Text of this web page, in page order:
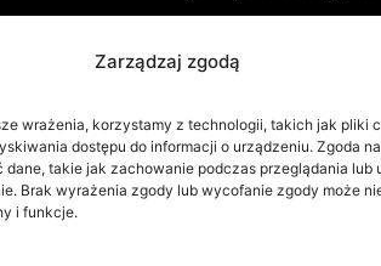
Zarządzaj zgodą
wrażenia, korzystamy z technologii, takich jak pliki
dostępu do informacji o urządzeniu. Zgoda
takie jak zachowanie podczas przeglądania lub
Brak wyrażenia zgody lub wycofanie zgody może
i funkcje.